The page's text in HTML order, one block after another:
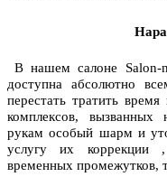
В нашем салоне Salon-
доступна абсолютно
перестать тратить
комплексов,
рукам особый шарм и
услугу их коррекции
временных промежутков,